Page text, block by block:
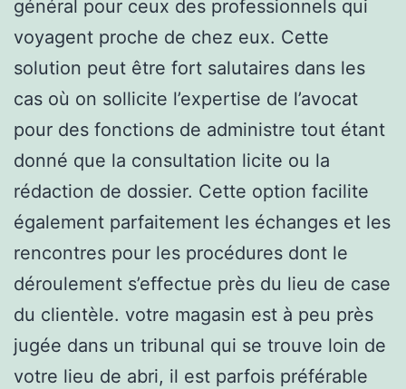
général pour ceux des professionnels qui
voyagent proche de chez eux. Cette
solution peut être fort salutaires dans les
cas où on sollicite l’expertise de l’avocat
pour des fonctions de administre tout étant
donné que la consultation licite ou la
rédaction de dossier. Cette option facilite
également parfaitement les échanges et les
rencontres pour les procédures dont le
déroulement s’effectue près du lieu de case
du clientèle. votre magasin est à peu près
jugée dans un tribunal qui se trouve loin de
votre lieu de abri, il est parfois préférable